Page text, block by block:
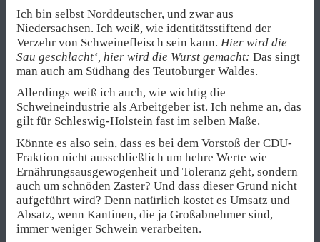
Ich bin selbst Norddeutscher, und zwar aus
Niedersachsen. Ich weiß, wie identitätsstiftend der
Verzehr von Schweinefleisch sein kann. Hier wird die
Sau geschlacht‘, hier wird die Wurst gemacht: Das singt
man auch am Südhang des Teutoburger Waldes.
Allerdings weiß ich auch, wie wichtig die
Schweineindustrie als Arbeitgeber ist. Ich nehme an, das
gilt für Schleswig-Holstein fast im selben Maße.
Könnte es also sein, dass es bei dem Vorstoß der CDU-
Fraktion nicht ausschließlich um hehre Werte wie
Ernährungsausgewogenheit und Toleranz geht, sondern
auch um schnöden Zaster? Und dass dieser Grund nicht
aufgeführt wird? Denn natürlich kostet es Umsatz und
Absatz, wenn Kantinen, die ja Großabnehmer sind,
immer weniger Schwein verarbeiten.